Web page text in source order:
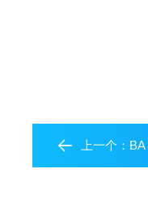
上一个： BA